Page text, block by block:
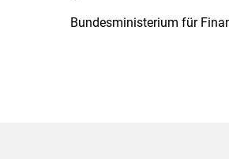
Bundesministerium für